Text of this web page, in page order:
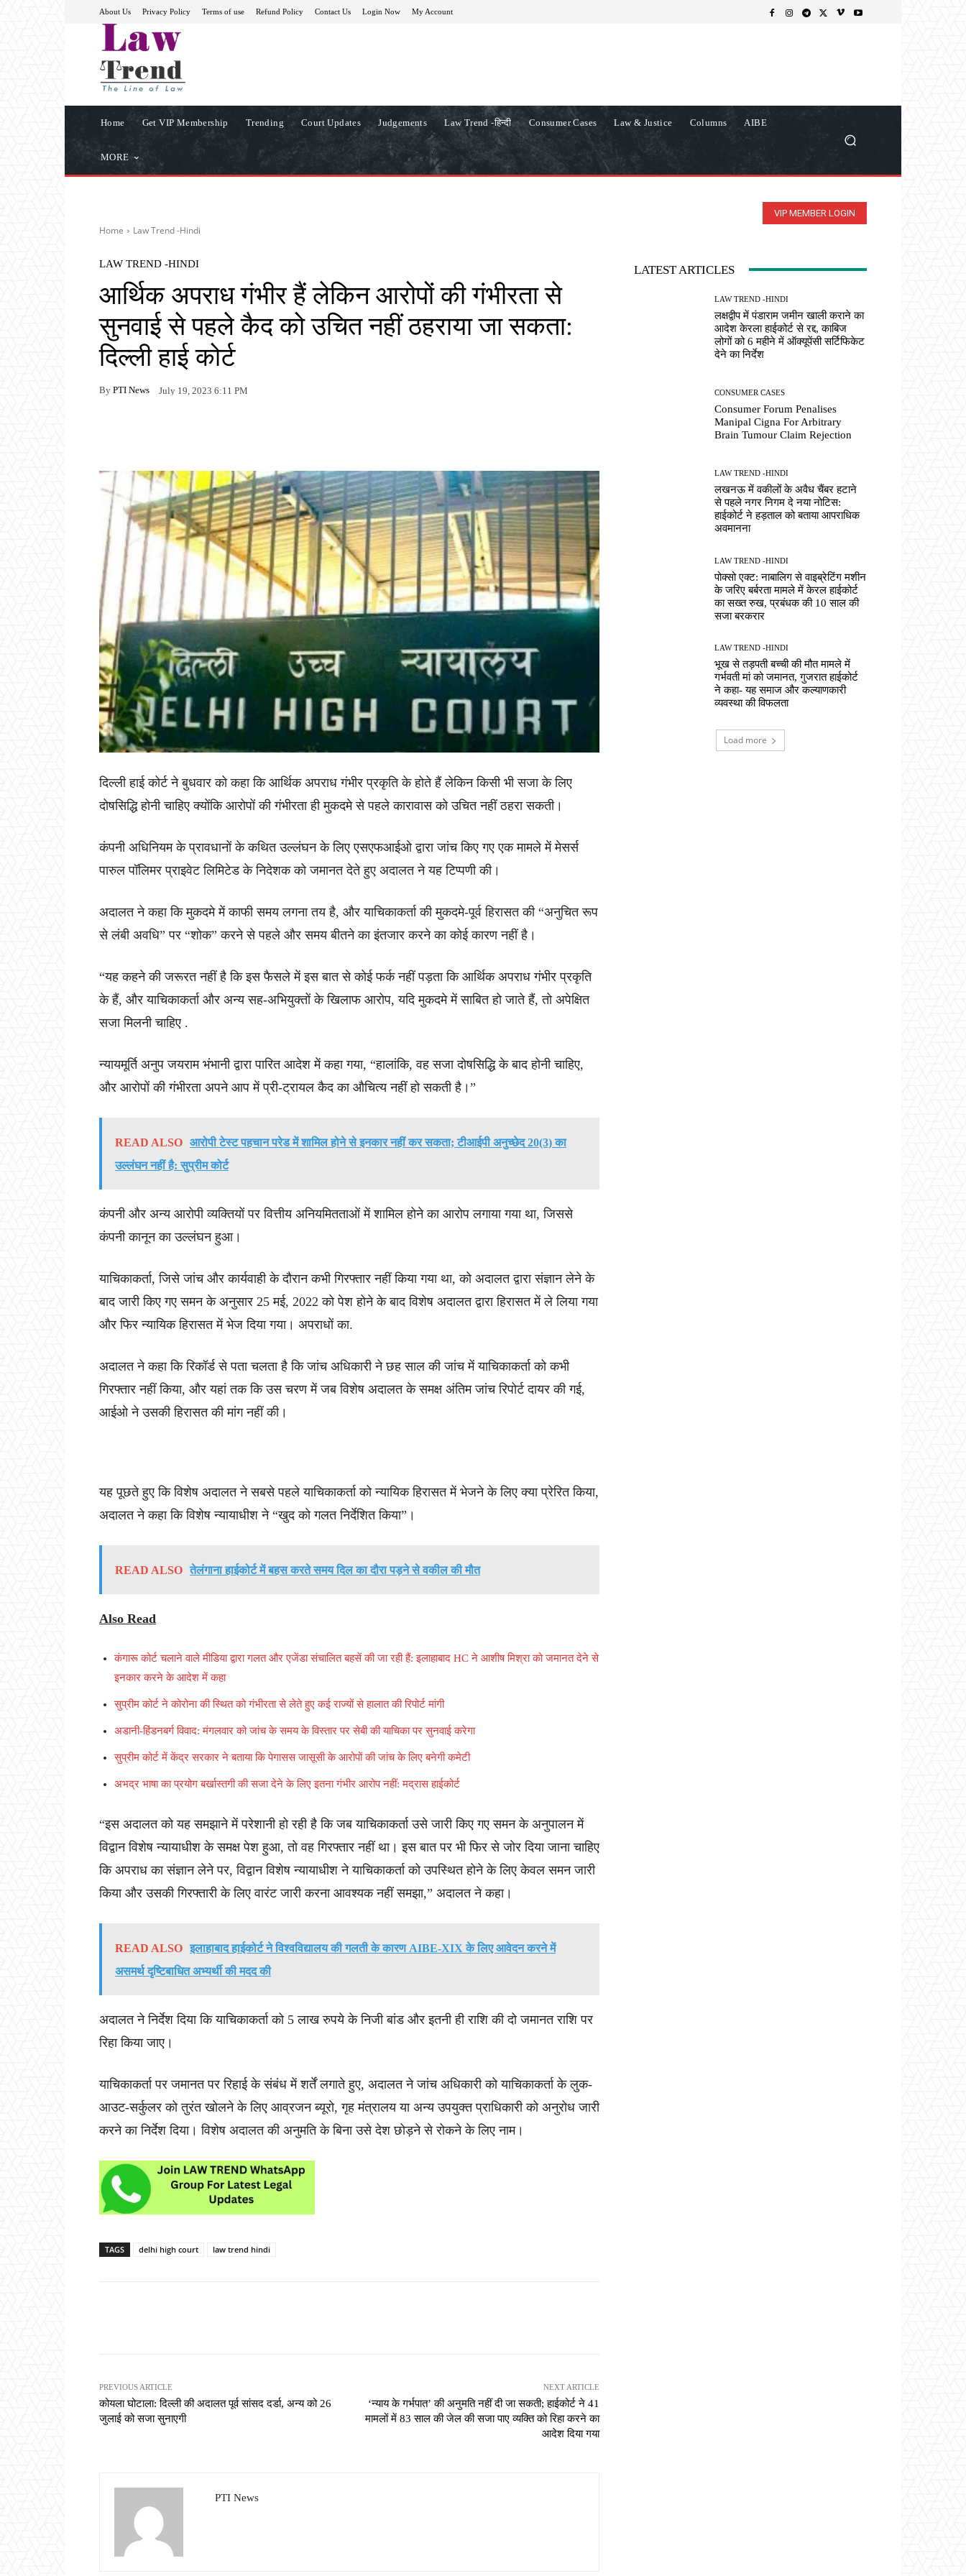
About Us Privacy Policy Terms of use Refund Policy Contact Us Login Now My Account
Home Get VIP Membership Trending Court Updates Judgements Law Trend -हिन्दी Consumer Cases Law & Justice Columns AIBE
MORE
VIP MEMBER LOGIN
Home Law Trend -Hindi
LAW TREND -HINDI
आर्थिक अपराध गंभीर हैं लेकिन आरोपों की गंभीरता से
सुनवाई से पहले कैद को उचित नहीं ठहराया जा सकता:
दिल्ली हाई कोर्ट
By PTI News July 19, 2023 6:11 PM
दिल्ली हाई कोर्ट ने बुधवार को कहा कि आर्थिक अपराध गंभीर प्रकृति के होते हैं लेकिन किसी भी सजा के लिए
दोषसिद्धि होनी चाहिए क्योंकि आरोपों की गंभीरता ही मुकदमे से पहले कारावास को उचित नहीं ठहरा सकती।
कंपनी अधिनियम के प्रावधानों के कथित उल्लंघन के लिए एसएफआईओ द्वारा जांच किए गए एक मामले में मेसर्स
पारुल पॉलिमर प्राइवेट लिमिटेड के निदेशक को जमानत देते हुए अदालत ने यह टिप्पणी की।
अदालत ने कहा कि मुकदमे में काफी समय लगना तय है, और याचिकाकर्ता की मुकदमे-पूर्व हिरासत की “अनुचित रूप
से लंबी अवधि” पर “शोक” करने से पहले और समय बीतने का इंतजार करने का कोई कारण नहीं है।
“यह कहने की जरूरत नहीं है कि इस फैसले में इस बात से कोई फर्क नहीं पड़ता कि आर्थिक अपराध गंभीर प्रकृति
के हैं, और याचिकाकर्ता और अन्य सह-अभियुक्तों के खिलाफ आरोप, यदि मुकदमे में साबित हो जाते हैं, तो अपेक्षित
सजा मिलनी चाहिए .
न्यायमूर्ति अनुप जयराम भंभानी द्वारा पारित आदेश में कहा गया, “हालांकि, वह सजा दोषसिद्धि के बाद होनी चाहिए,
और आरोपों की गंभीरता अपने आप में प्री-ट्रायल कैद का औचित्य नहीं हो सकती है।”
READ ALSO आरोपी टेस्ट पहचान परेड में शामिल होने से इनकार नहीं कर सकता; टीआईपी अनुच्छेद 20(3) का
उल्लंघन नहीं है: सुप्रीम कोर्ट
कंपनी और अन्य आरोपी व्यक्तियों पर वित्तीय अनियमितताओं में शामिल होने का आरोप लगाया गया था, जिससे
कंपनी कानून का उल्लंघन हुआ।
याचिकाकर्ता, जिसे जांच और कार्यवाही के दौरान कभी गिरफ्तार नहीं किया गया था, को अदालत द्वारा संज्ञान लेने के
बाद जारी किए गए समन के अनुसार 25 मई, 2022 को पेश होने के बाद विशेष अदालत द्वारा हिरासत में ले लिया गया
और फिर न्यायिक हिरासत में भेज दिया गया। अपराधों का.
अदालत ने कहा कि रिकॉर्ड से पता चलता है कि जांच अधिकारी ने छह साल की जांच में याचिकाकर्ता को कभी
गिरफ्तार नहीं किया, और यहां तक ​​कि उस चरण में जब विशेष अदालत के समक्ष अंतिम जांच रिपोर्ट दायर की गई,
आईओ ने उसकी हिरासत की मांग नहीं की।
यह पूछते हुए कि विशेष अदालत ने सबसे पहले याचिकाकर्ता को न्यायिक हिरासत में भेजने के लिए क्या प्रेरित किया,
अदालत ने कहा कि विशेष न्यायाधीश ने “खुद को गलत निर्देशित किया”।
READ ALSO तेलंगाना हाईकोर्ट में बहस करते समय दिल का दौरा पड़ने से वकील की मौत
Also Read
कंगारू कोर्ट चलाने वाले मीडिया द्वारा गलत और एजेंडा संचालित बहसें की जा रही हैं: इलाहाबाद HC ने आशीष मिश्रा को जमानत देने से
इनकार करने के आदेश में कहा
सुप्रीम कोर्ट ने कोरोना की स्थित को गंभीरता से लेते हुए कई राज्यों से हालात की रिपोर्ट मांगी
अडानी-हिंडनबर्ग विवाद: मंगलवार को जांच के समय के विस्तार पर सेबी की याचिका पर सुनवाई करेगा
सुप्रीम कोर्ट में केंद्र सरकार ने बताया कि पेगासस जासूसी के आरोपों की जांच के लिए बनेगी कमेटी
अभद्र भाषा का प्रयोग बर्खास्तगी की सजा देने के लिए इतना गंभीर आरोप नहीं: मद्रास हाईकोर्ट
“इस अदालत को यह समझाने में परेशानी हो रही है कि जब याचिकाकर्ता उसे जारी किए गए समन के अनुपालन में
विद्वान विशेष न्यायाधीश के समक्ष पेश हुआ, तो वह गिरफ्तार नहीं था। इस बात पर भी फिर से जोर दिया जाना चाहिए
कि अपराध का संज्ञान लेने पर, विद्वान विशेष न्यायाधीश ने याचिकाकर्ता को उपस्थित होने के लिए केवल समन जारी
किया और उसकी गिरफ्तारी के लिए वारंट जारी करना आवश्यक नहीं समझा,” अदालत ने कहा।
READ ALSO इलाहाबाद हाईकोर्ट ने विश्वविद्यालय की गलती के कारण AIBE-XIX के लिए आवेदन करने में
असमर्थ दृष्टिबाधित अभ्यर्थी की मदद की
अदालत ने निर्देश दिया कि याचिकाकर्ता को 5 लाख रुपये के निजी बांड और इतनी ही राशि की दो जमानत राशि पर
रिहा किया जाए।
याचिकाकर्ता पर जमानत पर रिहाई के संबंध में शर्तें लगाते हुए, अदालत ने जांच अधिकारी को याचिकाकर्ता के लुक-
आउट-सर्कुलर को तुरंत खोलने के लिए आव्रजन ब्यूरो, गृह मंत्रालय या अन्य उपयुक्त प्राधिकारी को अनुरोध जारी
करने का निर्देश दिया। विशेष अदालत की अनुमति के बिना उसे देश छोड़ने से रोकने के लिए नाम।
TAGS delhi high court law trend hindi
PREVIOUS ARTICLE
कोयला घोटाला: दिल्ली की अदालत पूर्व सांसद दर्डा, अन्य को 26
जुलाई को सजा सुनाएगी
NEXT ARTICLE
‘न्याय के गर्भपात’ की अनुमति नहीं दी जा सकती; हाईकोर्ट ने 41
मामलों में 83 साल की जेल की सजा पाए व्यक्ति को रिहा करने का
आदेश दिया गया
PTI News
LATEST ARTICLES
LAW TREND -HINDI
लक्षद्वीप में पंडाराम जमीन खाली कराने का
आदेश केरला हाईकोर्ट से रद्द, काबिज
लोगों को 6 महीने में ऑक्यूपेंसी सर्टिफिकेट
देने का निर्देश
CONSUMER CASES
Consumer Forum Penalises
Manipal Cigna For Arbitrary
Brain Tumour Claim Rejection
LAW TREND -HINDI
लखनऊ में वकीलों के अवैध चैंबर हटाने
से पहले नगर निगम दे नया नोटिस:
हाईकोर्ट ने हड़ताल को बताया आपराधिक
अवमानना
LAW TREND -HINDI
पोक्सो एक्ट: नाबालिग से वाइब्रेटिंग मशीन
के जरिए बर्बरता मामले में केरल हाईकोर्ट
का सख्त रुख, प्रबंधक की 10 साल की
सजा बरकरार
LAW TREND -HINDI
भूख से तड़पती बच्ची की मौत मामले में
गर्भवती मां को जमानत, गुजरात हाईकोर्ट
ने कहा- यह समाज और कल्याणकारी
व्यवस्था की विफलता
Load more